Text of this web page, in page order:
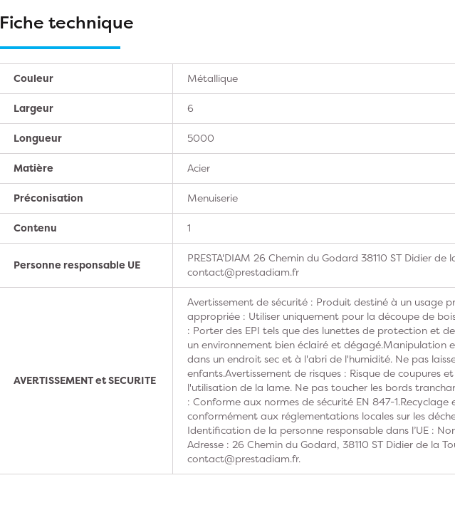
Fiche technique
Couleur Métallique
Largeur 6
Longueur 5000
Matière Acier
Préconisation Menuiserie
Contenu 1
Personne responsable UE
PRESTA'DIAM 26 Chemin du Godard 38110 ST Didier de
contact@prestadiam.fr
AVERTISSEMENT et SECURITE
Avertissement de sécurité : Produit destiné à un usage
appropriée : Utiliser uniquement pour la découpe de
: Porter des EPI tels que des lunettes de protection et
un environnement bien éclairé et dégagé.Manipulation
dans un endroit sec et à l'abri de l'humidité. Ne pas
enfants.Avertissement de risques : Risque de coupures
l'utilisation de la lame. Ne pas toucher les bords
: Conforme aux normes de sécurité EN 847-1.Recyclage
conformément aux réglementations locales sur les
Identification de la personne responsable dans l’UE :
Adresse : 26 Chemin du Godard, 38110 ST Didier de la
contact@prestadiam.fr.